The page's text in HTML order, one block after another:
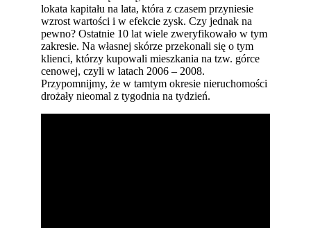
lokata kapitału na lata, która z czasem przyniesie
wzrost wartości i w efekcie zysk. Czy jednak na
pewno? Ostatnie 10 lat wiele zweryfikowało w tym
zakresie. Na własnej skórze przekonali się o tym
klienci, którzy kupowali mieszkania na tzw. górce
cenowej, czyli w latach 2006 – 2008.
Przypomnijmy, że w tamtym okresie nieruchomości
drożały nieomal z tygodnia na tydzień.